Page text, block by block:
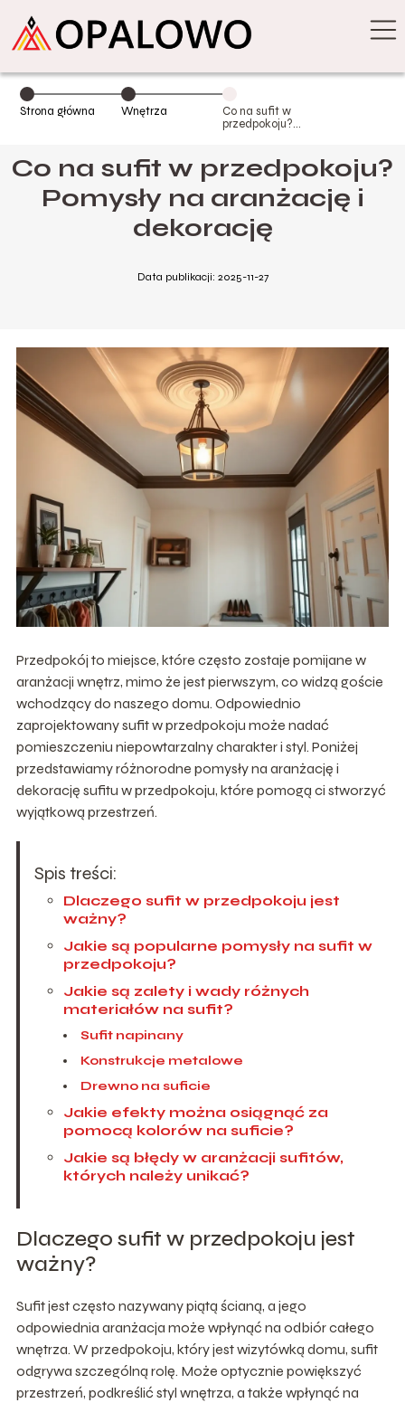
Strona główna Wnętrza
Co na sufit w
przedpokoju?
dekorację
Co na sufit w przedpokoju?
Pomysły na aranżację i
dekorację
Data publikacji: 2025-11-27
Przedpokój to miejsce, które często zostaje pomijane w
aranżacji wnętrz, mimo że jest pierwszym, co widzą goście
wchodzący do naszego domu. Odpowiednio
zaprojektowany sufit w przedpokoju może nadać
pomieszczeniu niepowtarzalny charakter i styl. Poniżej
przedstawiamy różnorodne pomysły na aranżację i
dekorację sufitu w przedpokoju, które pomogą ci stworzyć
wyjątkową przestrzeń.
Spis treści:
Dlaczego sufit w przedpokoju jest
ważny?
Jakie są popularne pomysły na sufit w
przedpokoju?
Jakie są zalety i wady różnych
materiałów na sufit?
Sufit napinany
Konstrukcje metalowe
Drewno na suficie
Jakie efekty można osiągnąć za
pomocą kolorów na suficie?
Jakie są błędy w aranżacji sufitów,
których należy unikać?
Dlaczego sufit w przedpokoju jest
ważny?
Sufit jest często nazywany piątą ścianą, a jego
odpowiednia aranżacja może wpłynąć na odbiór całego
wnętrza. W przedpokoju, który jest wizytówką domu, sufit
odgrywa szczególną rolę. Może optycznie powiększyć
przestrzeń, podkreślić styl wnętrza, a także wpłynąć na